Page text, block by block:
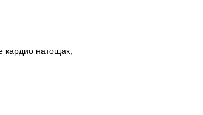
кардио натощак;